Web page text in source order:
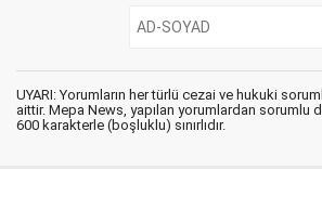
UYARI: Yorumların her türlü cezai ve hukuki
aittir. Mepa News, yapılan yorumlardan sorumlu
600 karakterle (boşluklu) sınırlıdır.